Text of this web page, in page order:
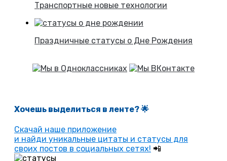
Транспортные новые технологии
Праздничные статусы о Дне Рождения
Хочешь выделиться в ленте? 🌟
Скачай наше приложение
и найди уникальные цитаты и статусы для
своих постов в социальных сетях! 📲